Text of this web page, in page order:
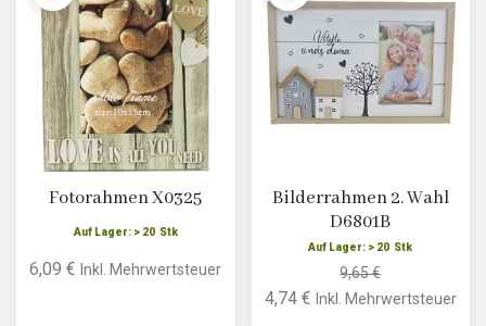
Fotorahmen X0325
Auf Lager: > 20 Stk
6,09 €Inkl. Mehrwertsteuer
Bilderrahmen 2. Wahl
D6801B
Auf Lager: > 20 Stk
9,65 €
4,74 € Inkl. Mehrwertsteuer